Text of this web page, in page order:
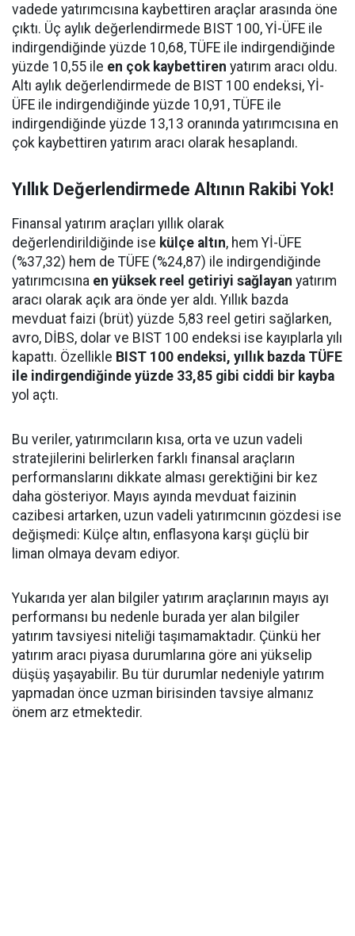
vadede yatırımcısına kaybettiren araçlar arasında öne
çıktı. Üç aylık değerlendirmede BIST 100, Yİ-ÜFE ile
indirgendiğinde yüzde 10,68, TÜFE ile indirgendiğinde
yüzde 10,55 ile en çok kaybettiren yatırım aracı oldu.
Altı aylık değerlendirmede de BIST 100 endeksi, Yİ-
ÜFE ile indirgendiğinde yüzde 10,91, TÜFE ile
indirgendiğinde yüzde 13,13 oranında yatırımcısına en
çok kaybettiren yatırım aracı olarak hesaplandı.
Yıllık Değerlendirmede Altının Rakibi Yok!
Finansal yatırım araçları yıllık olarak
değerlendirildiğinde ise külçe altın, hem Yİ-ÜFE
(%37,32) hem de TÜFE (%24,87) ile indirgendiğinde
yatırımcısına en yüksek reel getiriyi sağlayan yatırım
aracı olarak açık ara önde yer aldı. Yıllık bazda
mevduat faizi (brüt) yüzde 5,83 reel getiri sağlarken,
avro, DİBS, dolar ve BIST 100 endeksi ise kayıplarla yılı
kapattı. Özellikle BIST 100 endeksi, yıllık bazda TÜFE
ile indirgendiğinde yüzde 33,85 gibi ciddi bir kayba
yol açtı.
Bu veriler, yatırımcıların kısa, orta ve uzun vadeli
stratejilerini belirlerken farklı finansal araçların
performanslarını dikkate alması gerektiğini bir kez
daha gösteriyor. Mayıs ayında mevduat faizinin
cazibesi artarken, uzun vadeli yatırımcının gözdesi ise
değişmedi: Külçe altın, enflasyona karşı güçlü bir
liman olmaya devam ediyor.
Yukarıda yer alan bilgiler yatırım araçlarının mayıs ayı
performansı bu nedenle burada yer alan bilgiler
yatırım tavsiyesi niteliği taşımamaktadır. Çünkü her
yatırım aracı piyasa durumlarına göre ani yükselip
düşüş yaşayabilir. Bu tür durumlar nedeniyle yatırım
yapmadan önce uzman birisinden tavsiye almanız
önem arz etmektedir.